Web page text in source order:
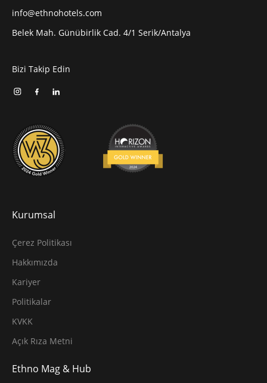
info@ethnohotels.com
Belek Mah. Günübirlik Cad. 4/1 Serik/Antalya
Bizi Takip Edin
Kurumsal
Çerez Politikası
Hakkımızda
Kariyer
Politikalar
KVKK
Açık Rıza Metni
Ethno Mag & Hub